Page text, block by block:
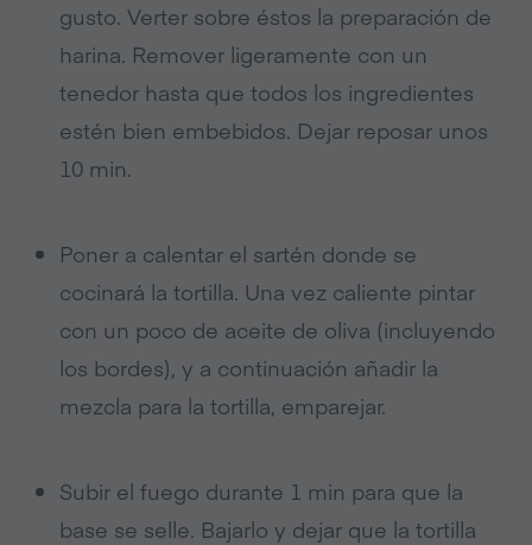
gusto. Verter sobre éstos la preparación de
harina. Remover ligeramente con un
tenedor hasta que todos los ingredientes
estén bien embebidos. Dejar reposar unos
10 min.
Poner a calentar el sartén donde se
cocinará la tortilla. Una vez caliente pintar
con un poco de aceite de oliva (incluyendo
los bordes), y a continuación añadir la
mezcla para la tortilla, emparejar.
Subir el fuego durante 1 min para que la
base se selle. Bajarlo y dejar que la tortilla